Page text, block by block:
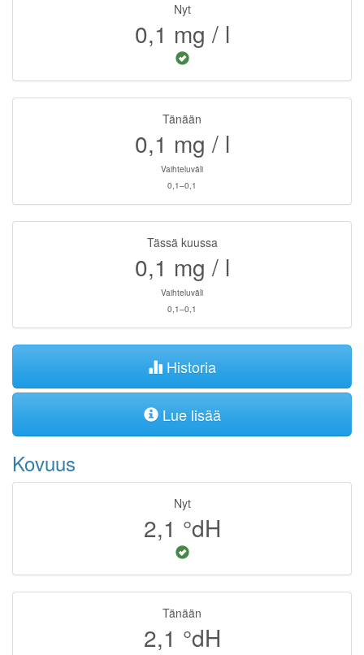
Nyt
0,1 mg / l
Tänään
0,1 mg / l
Vaihteluväli
0,1–0,1
Tässä kuussa
0,1 mg / l
Vaihteluväli
0,1–0,1
Historia
Lue lisää
Kovuus
Nyt
2,1 °dH
Tänään
2,1 °dH